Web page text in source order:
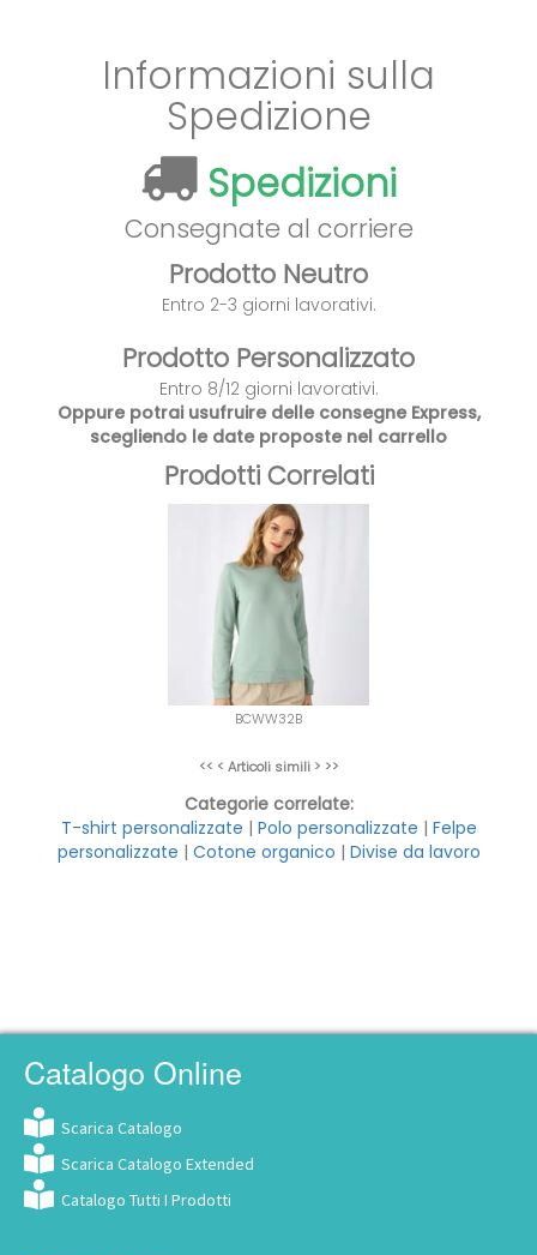
Informazioni sulla
Spedizione
Spedizioni
Consegnate al corriere
Prodotto Neutro
Entro 2-3 giorni lavorativi.
Prodotto Personalizzato
Entro 8/12 giorni lavorativi.
Oppure potrai usufruire delle consegne Express,
scegliendo le date proposte nel carrello
Prodotti Correlati
BCWW32B
<< < Articoli simili > >>
Categorie correlate:
T-shirt personalizzate | Polo personalizzate | Felpe
personalizzate | Cotone organico | Divise da lavoro
Catalogo Online
Scarica Catalogo
Scarica Catalogo Extended
Catalogo Tutti I Prodotti